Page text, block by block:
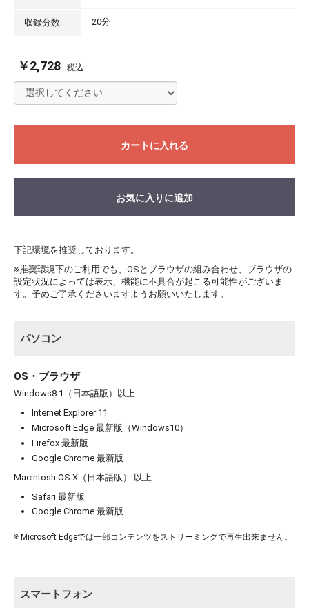
収録分数 20分
￥2,728 税込
カートに入れる
お買い物を続ける
お気に入りに追加
下記環境を推奨しております。
※推奨環境下のご利用でも、OSとブラウザの組み合わせ、ブラウザの
設定状況によっては表示、機能に不具合が起こる可能性がございま
す。予めご了承くださいますようお願いいたします。
パソコン
OS・ブラウザ
Windows8.1（日本語版）以上
Internet Explorer 11
Microsoft Edge 最新版（Windows10）
Firefox 最新版
Google Chrome 最新版
Macintosh OS X（日本語版） 以上
Safari 最新版
Google Chrome 最新版
※ Microsoft Edgeでは一部コンテンツをストリーミングで再生出来ません。
スマートフォン